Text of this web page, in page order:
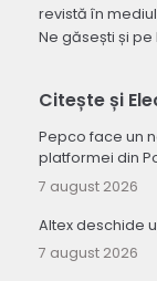
revistă în
Ne găsești și pe
Citește și
Pepco face un
platformei din
7 august 2026
Altex deschide
7 august 2026